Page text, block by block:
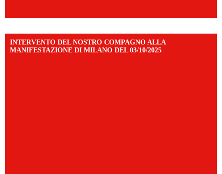
INTERVENTO DEL NOSTRO COMPAGNO ALLA
MANIFESTAZIONE DI MILANO DEL 03/10/2025